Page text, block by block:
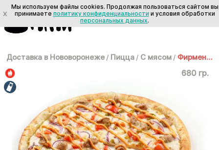
Доставка в Нововоронеже / Пицца / С мясом / Фирменная 30 см
680 гр.
X
Мы используем файлы cookies. Продолжая пользоваться сайтом вы
принимаете политику конфиденциальности и условия обработки
персональных данных.